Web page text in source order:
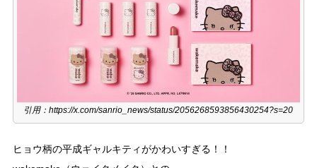
引用：https://x.com/sanrio_news/status/2056268593856430254?s=20
ヒョウ柄の平成ギャルキティがかわいすぎる！！